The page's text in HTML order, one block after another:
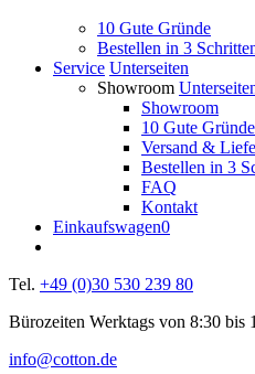
10 Gute Gründe
Bestellen in 3
Service Unterseiten
Showroom
Showroom
10 Gute Gründe
Versand &
Bestellen in 3
FAQ
Kontakt
Einkaufswagen0
Tel. +49 (0)30 530 239 80
Bürozeiten Werktags von 8:30 bis
info@cotton.de